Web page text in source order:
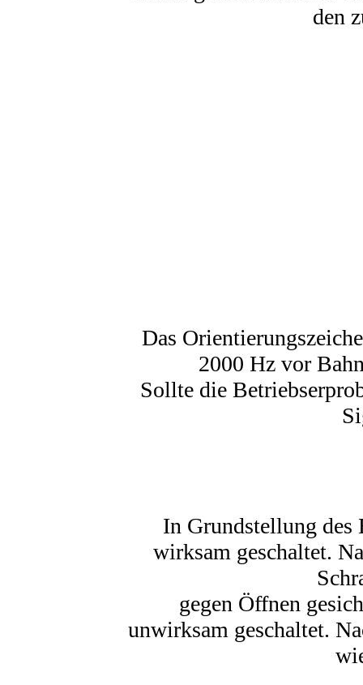
den
Das
2000 Hz vor
Sollte die
In Grundstellung des
wirksam geschaltet.
gegen Öffnen
unwirksam geschaltet.